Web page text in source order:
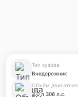
Тип кузова
Внедорожник
Объём двигателя
3.0 л 306 л.с.